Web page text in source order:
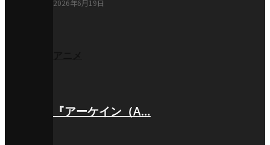
2026年6月19日
『アーケイン（A…